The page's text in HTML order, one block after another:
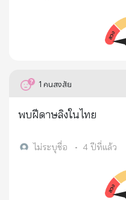
1 คนสงสัย
พบฝีดาษลิงในไทย
ไม่ระบุชื่อ • 4 ปีที่แล้ว